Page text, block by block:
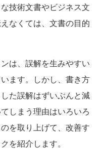
技術文書やビジネス文
なくては、文書の目的
は、誤解を生みやすい
ます。しかし、書き方
た誤解はずいぶんと減
しまう理由はいろいろ
を取り上げて、改善す
を紹介します。